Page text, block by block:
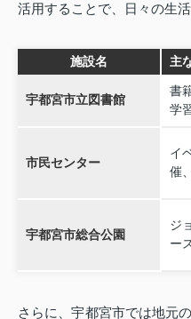
活用することで、日々の生
施設名 主
宇都宮市立図書館
書
学
市民センター
イ
催
宇都宮市総合公園
ジ
ー
さらに、宇都宮市では地元